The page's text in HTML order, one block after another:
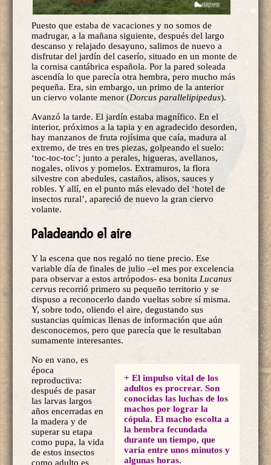
Puesto que estaba de vacaciones y no somos de
madrugar, a la mañana siguiente, después del largo
descanso y relajado desayuno, salimos de nuevo a
disfrutar del jardín del caserío, situado en un monte de
la cornisa cantábrica española. Por la pared soleada
ascendía lo que parecía otra hembra, pero mucho más
pequeña. Era, sin embargo, un primo de la anterior
un ciervo volante menor (Dorcus parallelipipedus).
Avanzó la tarde. El jardín estaba magnífico. En el
interior, próximos a la tapia y en agradecido desorden,
hay manzanos de fruta rojísima que caía, madura al
extremo, de tres en tres piezas, golpeando el suelo:
‘toc-toc-toc’; junto a perales, higueras, avellanos,
nogales, olivos y pomelos. Extramuros, la flora
silvestre con abedules, castaños, alisos, sauces y
robles. Y allí, en el punto más elevado del ‘hotel de
insectos rural’, apareció de nuevo la gran ciervo
volante.
Paladeando el aire
Y la escena que nos regaló no tiene precio. Ese
variable día de finales de julio –el mes por excelencia
para observar a estos artrópodos- esa bonita Lucanus
cervus recorrió primero su pequeño territorio y se
dispuso a reconocerlo dando vueltas sobre sí misma.
Y, sobre todo, oliendo el aire, degustando sus
sustancias químicas llenas de información que aún
desconocemos, pero que parecía que le resultaban
sumamente interesantes.
+ El impulso vital de los
adultos es procrear. Son
conocidas las luchas de los
machos por lograr la
cópula. El macho escolta a
la hembra fecundada
durante un tiempo, que
varía entre unos minutos y
algunas horas.
No en vano, es
época
reproductiva:
después de pasar
las larvas largos
años encerradas en
la madera y de
superar su etapa
como pupa, la vida
de estos insectos
como adulto es